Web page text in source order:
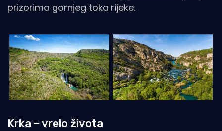
prizorima gornjeg toka rijeke.
Krka – vrelo života